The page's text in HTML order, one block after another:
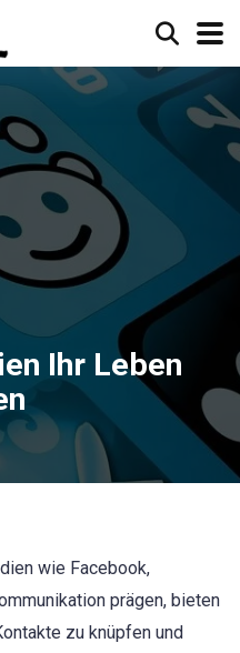
Ihr Leben
wie Facebook,
prägen, bieten
zu knüpfen und